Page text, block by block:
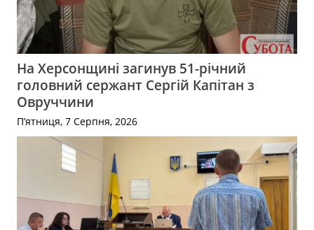
На Херсонщині загинув 51-річний
головний сержант Сергій Капітан з
Овруччини
П’ятниця, 7 Серпня, 2026